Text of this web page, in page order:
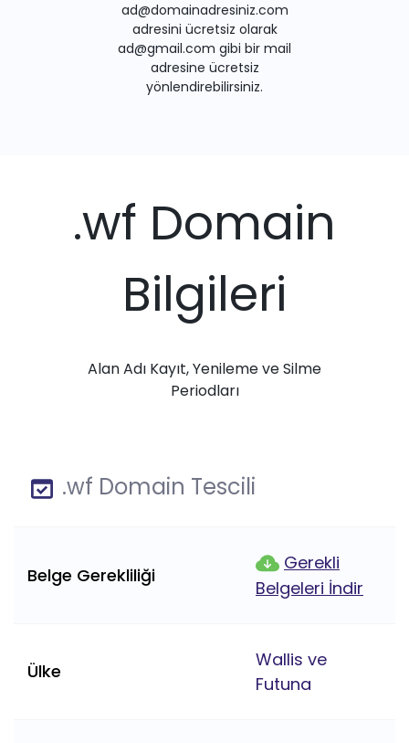
ad@domainadresiniz.com
adresini ücretsiz olarak
ad@gmail.com gibi bir mail
adresine ücretsiz
yönlendirebilirsiniz.
.wf Domain
Bilgileri
Alan Adı Kayıt, Yenileme ve Silme
Periodları
.wf Domain Tescili
Belge Gerekliliği
Gerekli
Belgeleri İndir
Ülke
Wallis ve
Futuna